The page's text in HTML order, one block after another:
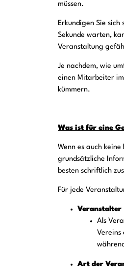
müssen.
Erkundigen Sie sich
Sekunde warten,
Veranstaltung
Je nachdem, wie
einen Mitarbeiter
kümmern.
Was ist für eine
Wenn es auch
grundsätzliche
besten schriftlich
Für jede
Veranstalter
Als
Vereins
Art der